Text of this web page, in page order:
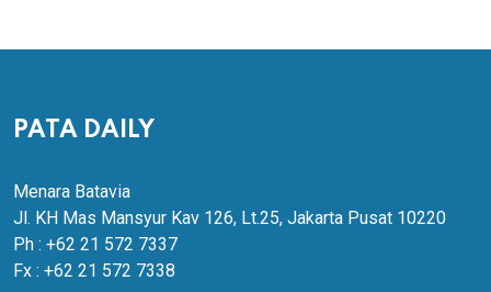
PATA DAILY
Menara Batavia
Jl. KH Mas Mansyur Kav 126, Lt.25, Jakarta Pusat 10220
Ph : +62 21 572 7337
Fx : +62 21 572 7338